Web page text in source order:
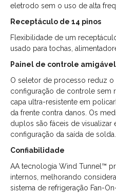
eletrodo sem o uso de alta
Receptáculo de 14 pinos
Flexibilidade de um
usado para tochas,
Painel de controle amigável
O seletor de processo reduz
configuração de controle sem
capa ultra-resistente em
da frente contra danos. Os
duplos são fáceis de visualizar
configuração da saída de solda.
Confiabilidade
AA tecnologia Wind Tunnel™
internos, melhorando
sistema de refrigeração Fan-